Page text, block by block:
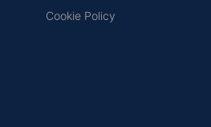
Cookie Policy